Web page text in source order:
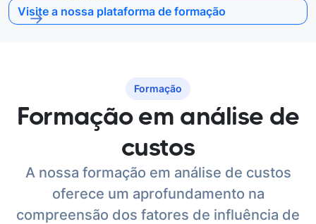
Visite a nossa plataforma de formação
Formação
Formação em análise de
custos
A nossa formação em análise de custos
oferece um aprofundamento na
compreensão dos fatores de influência de